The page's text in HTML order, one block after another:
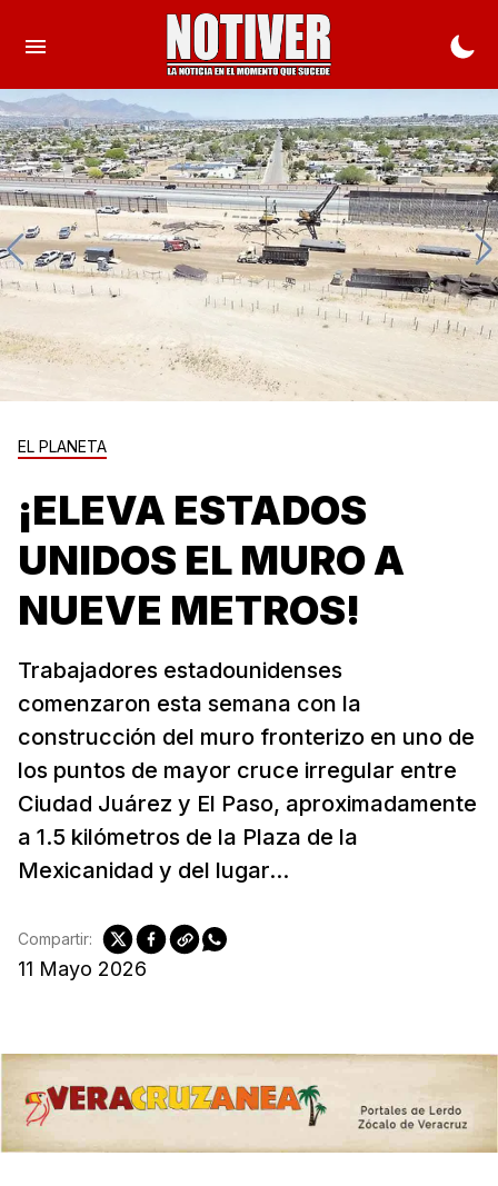
EL PLANETA
¡ELEVA ESTADOS
UNIDOS EL MURO A
NUEVE METROS!
Trabajadores estadounidenses
comenzaron esta semana con la
construcción del muro fronterizo en uno de
los puntos de mayor cruce irregular entre
Ciudad Juárez y El Paso, aproximadamente
a 1.5 kilómetros de la Plaza de la
Mexicanidad y del lugar...
11 Mayo 2026
Compartir: